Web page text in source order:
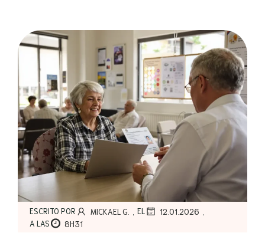
ESCRITO POR MICKAEL G. , EL 12.01.2026 ,
A LAS 8H31